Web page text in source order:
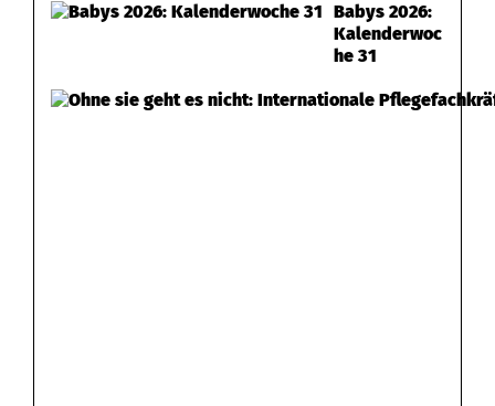
Babys 2026:
Kalenderwoc
he 31